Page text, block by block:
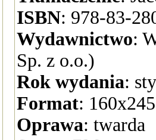
ISBN: 978-83-
Wydawnictwo:
Sp. z o.o.)
Rok wydania:
Format:
Oprawa: twarda